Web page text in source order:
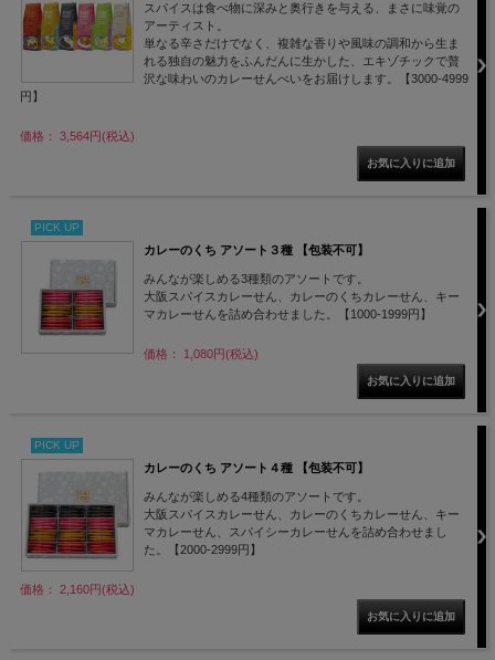
スパイスは食べ物に深みと奥行きを与える、まさに味覚の
アーティスト。
単なる辛さだけでなく、複雑な香りや風味の調和から生ま
れる独自の魅力をふんだんに生かした、エキゾチックで贅
沢な味わいのカレーせんべいをお届けします。【3000-4999
円】
価格： 3,564円(税込)
PICK UP
カレーのくち アソート３種 【包装不可】
みんなが楽しめる3種類のアソートです。
大阪スパイスカレーせん、カレーのくちカレーせん、キー
マカレーせんを詰め合わせました。【1000-1999円】
価格： 1,080円(税込)
PICK UP
カレーのくち アソート４種 【包装不可】
みんなが楽しめる4種類のアソートです。
大阪スパイスカレーせん、カレーのくちカレーせん、キー
マカレーせん、スパイシーカレーせんを詰め合わせまし
た。【2000-2999円】
価格： 2,160円(税込)